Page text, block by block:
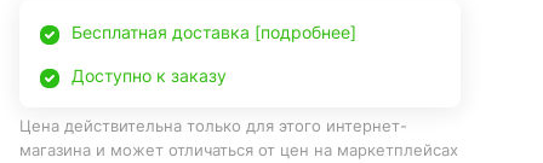
Бесплатная доставка [подробнее]
Доступно к заказу
Цена действительна только для этого интернет-
магазина и может отличаться от цен на маркетплейсах